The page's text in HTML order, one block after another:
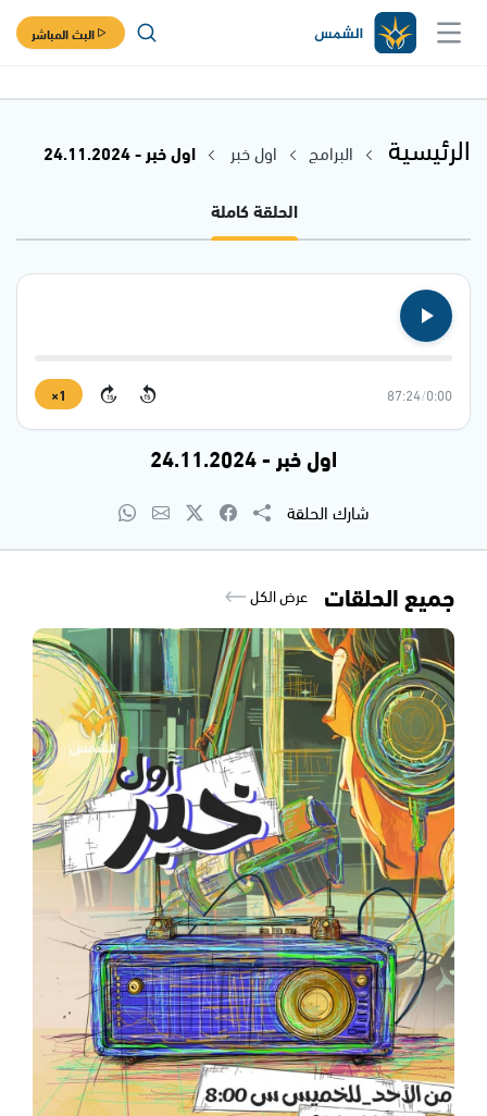
البث المباشر
الرئيسية البرامج اول خبر
اول خبر - 24.11.2024
الحلقة كاملة
0:00
/
87:24
15
15
1×
اول خبر - 24.11.2024
شارك الحلقة
جميع الحلقات عرض الكل